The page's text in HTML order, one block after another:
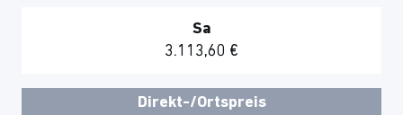
Sa
3.113,60 €
Direkt-/Ortspreis